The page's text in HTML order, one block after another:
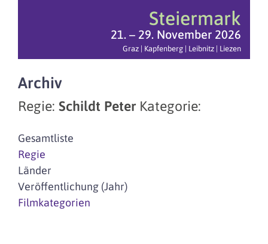
Steiermark
21. – 29. November 2026
Graz | Kapfenberg | Leibnitz | Liezen
Archiv
Regie: Schildt Peter Kategorie:
Gesamtliste
Regie
Länder
Veröffentlichung (Jahr)
Filmkategorien